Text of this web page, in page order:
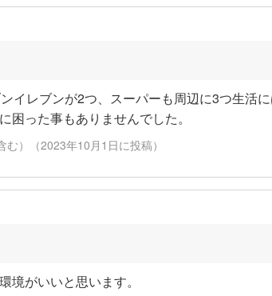
イレブンが2つ、スーパーも周辺に3つ生活
った事もありませんでした。
）（2023年10月1日に投稿）
がいいと思います。